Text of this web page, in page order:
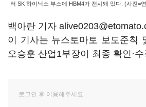
터 SK 하이닉스 부스에 HBM4가 전시돼 있다. (사진=
백아란 기자
이 기사는 뉴스토마토 보도준칙
오승훈 산업1부장이 최종 확인·